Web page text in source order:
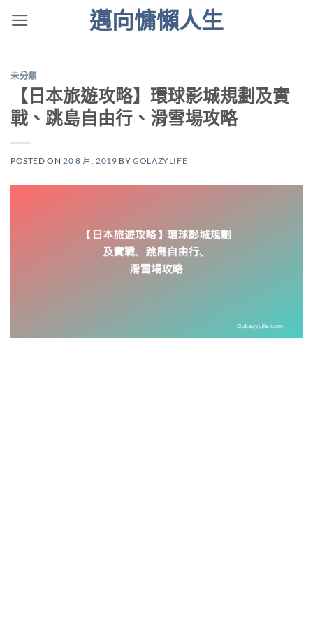
邁向慵懶人生
未分類
【日本旅遊攻略】環球影城規劃及實
戰、跳島自由行、滑雪場攻略
POSTED ON20 8 月, 2019 BYGOLAZYLIFE